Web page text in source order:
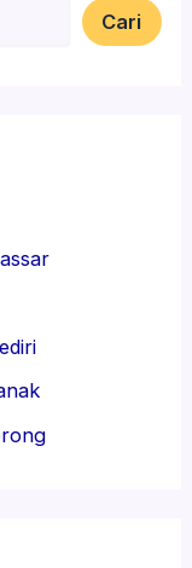
Cari